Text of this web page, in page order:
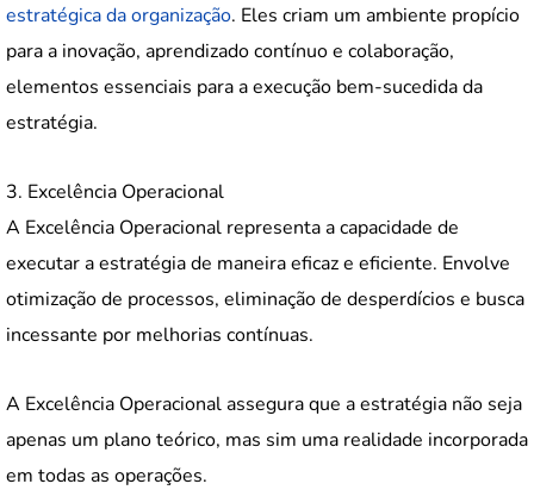
estratégica da organização. Eles criam um ambiente propício
para a inovação, aprendizado contínuo e colaboração,
elementos essenciais para a execução bem-sucedida da
estratégia.
3. Excelência Operacional
A Excelência Operacional representa a capacidade de
executar a estratégia de maneira eficaz e eficiente. Envolve
otimização de processos, eliminação de desperdícios e busca
incessante por melhorias contínuas.
A Excelência Operacional assegura que a estratégia não seja
apenas um plano teórico, mas sim uma realidade incorporada
em todas as operações.